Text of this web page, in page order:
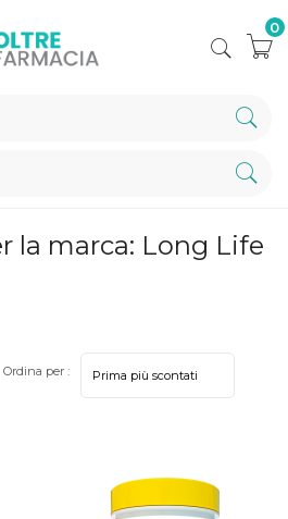
0
Long Life
la marca: Long Life
Ordina per :